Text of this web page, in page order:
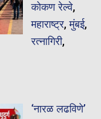
कोकण रेल्वे,
महाराष्ट्र,मुंबई,
रत्नागिरी,
‘नारळ लढविणे’